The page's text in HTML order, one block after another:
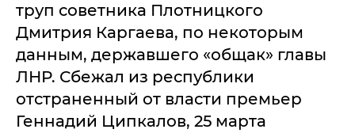
труп советника Плотницкого
Дмитрия Каргаева, по некоторым
данным, державшего «общак» главы
ЛНР. Сбежал из республики
отстраненный от власти премьер
Геннадий Ципкалов, 25 марта